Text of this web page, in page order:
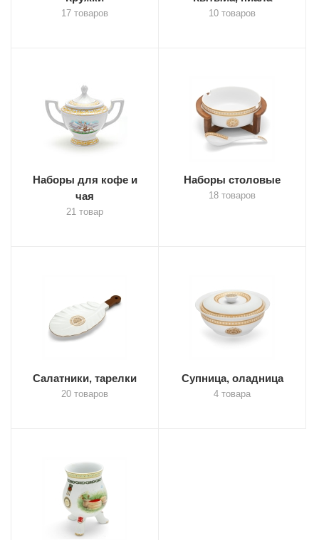
17 товаров 10 товаров
Наборы для кофе и
чая
21 товар
Наборы столовые
18 товаров
Салатники, тарелки
20 товаров
Супница, оладница
4 товара